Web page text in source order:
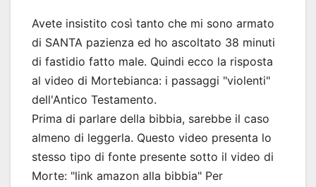
Avete insistito così tanto che mi sono armato
di SANTA pazienza ed ho ascoltato 38 minuti
di fastidio fatto male. Quindi ecco la risposta
al video di Mortebianca: i passaggi "violenti"
dell'Antico Testamento.
Prima di parlare della bibbia, sarebbe il caso
almeno di leggerla. Questo video presenta lo
stesso tipo di fonte presente sotto il video di
Morte: "link amazon alla bibbia" Per